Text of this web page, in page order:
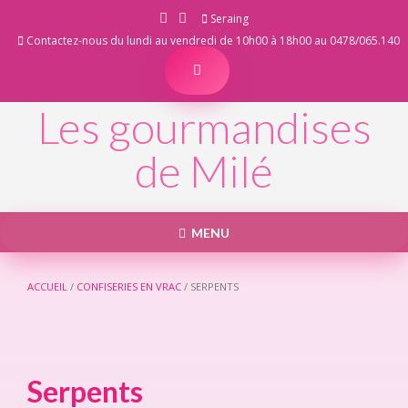
content
Seraing
Contactez-nous du lundi au vendredi de 10h00 à 18h00 au 0478/065.140
Les gourmandises
de Milé
MENU
ACCUEIL / CONFISERIES EN VRAC / SERPENTS
Serpents